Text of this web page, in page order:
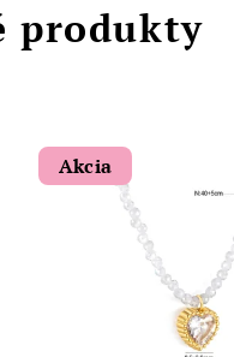
produkty
Akcia